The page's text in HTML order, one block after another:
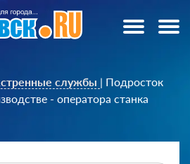
службы | Подросток
- оператора станка